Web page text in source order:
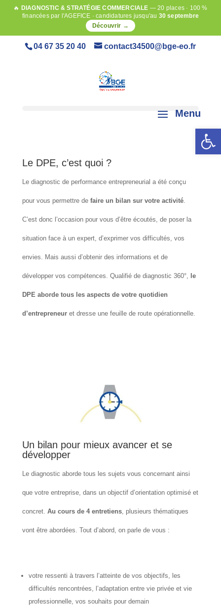
Ouvrir
🔥 DIAGNOSTIC & STRATÉGIE COMMERCIALE — 20 places · 100 %
financées par l'AGEFICE · candidatures jusqu'au 30 septembre
Découvrir →
04 67 35 20 40 contact34500@bge-eo.fr
Le DPE, c’est quoi ?
Le diagnostic de performance entrepreneurial a été conçu
pour vous permettre defaire un bilan sur votre activité.
C’est donc l’occasion pour vous d’être écoutés, de poser la
situation face à un expert, d’exprimer vos difficultés, vos
envies. Mais aussi d’obtenir des informations et de
développer vos compétences. Qualifié de diagnostic 360°, le
DPE aborde tous les aspects de votre quotidien
d’entrepreneuret dresse une feuille de route opérationnelle.
Un bilan pour mieux avancer et se
développer
Le diagnostic aborde tous les sujets vous concernant ainsi
que votre entreprise, dans un objectif d’orientation optimisé et
concret. Au cours de 4 entretiens, plusieurs thématiques
vont être abordées. Tout d’abord, on parle de vous :
votre ressenti à travers l’atteinte de vos objectifs, les
difficultés rencontrées, l’adaptation entre vie privée et vie
professionnelle, vos souhaits pour demain